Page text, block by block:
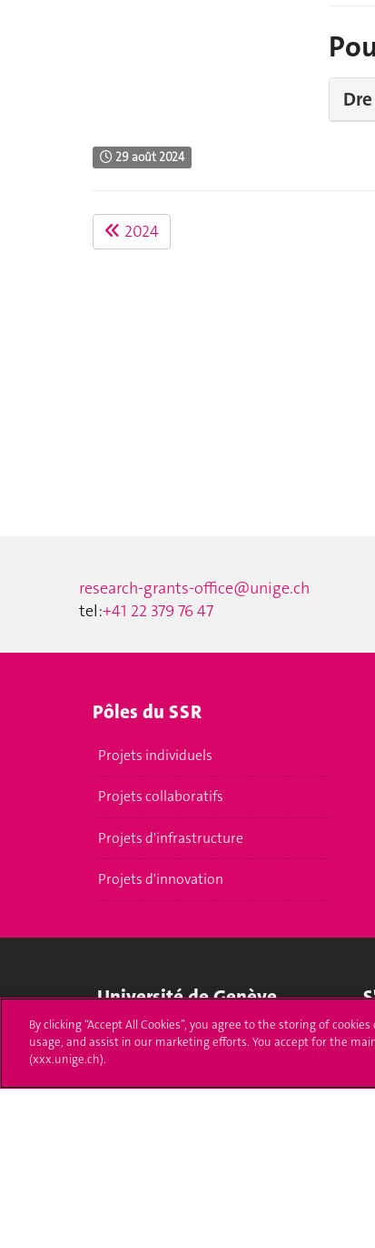
29 août 2024
2024
research-grants-office@unige.ch
tel:+41 22 379 76 47
Pôles du SSR
Projets individuels
Projets collaboratifs
Projets d'infrastructure
Projets d'innovation
Université de Genève
24 rue du Général-Dufour
1211 Genève 4
F. +41 (0)22 379 11 34
By clicking “Accept All Cookies”, you agree to the storing of
usage, and assist in our marketing efforts. You accept for the
(xxx.unige.ch).